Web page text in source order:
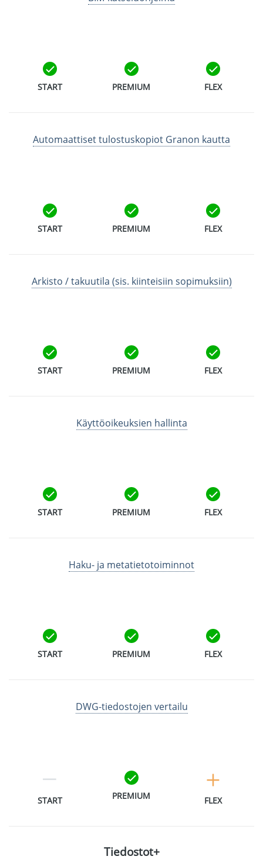
START PREMIUM FLEX
Automaattiset tulostuskopiot Granon kautta
START PREMIUM FLEX
Arkisto / takuutila (sis. kiinteisiin sopimuksiin)
START PREMIUM FLEX
Käyttöoikeuksien hallinta
START PREMIUM FLEX
Haku- ja metatietotoiminnot
START PREMIUM FLEX
DWG-tiedostojen vertailu
START PREMIUM FLEX
Tiedostot+